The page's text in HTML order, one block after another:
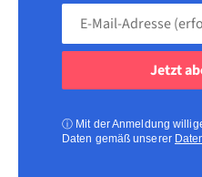
Adresse
ⓘ Mit der Anmeldung
Daten gemäß unserer